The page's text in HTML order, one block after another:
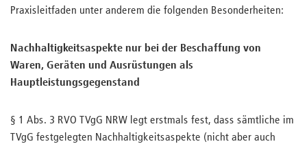
Praxisleitfaden unter anderem die folgenden Besonderheiten:
Nachhaltigkeitsaspekte nur bei der Beschaffung von
Waren, Geräten und Ausrüstungen als
Hauptleistungsgegenstand
§ 1 Abs. 3 RVO TVgG NRW legt erstmals fest, dass sämtliche im
TVgG festgelegten Nachhaltigkeitsaspekte (nicht aber auch